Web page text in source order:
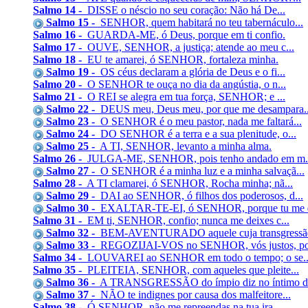
Salmo 14 - DISSE o néscio no seu coração: Não há De...
Salmo 15 - SENHOR, quem habitará no teu tabernáculo...
Salmo 16 - GUARDA-ME, ó Deus, porque em ti confio.
Salmo 17 - OUVE, SENHOR, a justiça; atende ao meu c...
Salmo 18 - EU te amarei, ó SENHOR, fortaleza minha.
Salmo 19 - OS céus declaram a glória de Deus e o fi...
Salmo 20 - O SENHOR te ouça no dia da angústia, o n...
Salmo 21 - O REI se alegra em tua força, SENHOR; e ...
Salmo 22 - DEUS meu, Deus meu, por que me
Salmo 23 - O SENHOR é o meu pastor, nada me faltará...
Salmo 24 - DO SENHOR é a terra e a sua plenitude, o...
Salmo 25 - A TI, SENHOR, levanto a minha alma.
Salmo 26 - JULGA-ME, SENHOR, pois tenho andado em
Salmo 27 - O SENHOR é a minha luz e a minha salvaçã...
Salmo 28 - A TI clamarei, ó SENHOR, Rocha minha; nã...
Salmo 29 - DAI ao SENHOR, ó filhos dos poderosos, d...
Salmo 30 - EXALTAR-TE-EI, ó SENHOR, porque tu me
Salmo 31 - EM ti, SENHOR, confio; nunca me deixes c...
Salmo 32 - BEM-AVENTURADO aquele cuja
Salmo 33 - REGOZIJAI-VOS no SENHOR, vós justos,
Salmo 34 - LOUVAREI ao SENHOR em todo o tempo; o
Salmo 35 - PLEITEIA, SENHOR, com aqueles que pleite...
Salmo 36 - A TRANSGRESSÃO do ímpio diz no íntimo
Salmo 37 - NÃO te indignes por causa dos malfeitore...